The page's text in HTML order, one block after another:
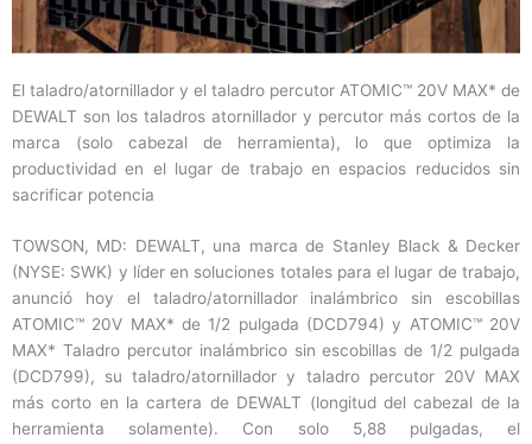
El taladro/atornillador y el taladro percutor ATOMIC™ 20V MAX* de
DEWALT son los taladros atornillador y percutor más cortos de la
marca (solo cabezal de herramienta), lo que optimiza la
productividad en el lugar de trabajo en espacios reducidos sin
sacrificar potencia
TOWSON, MD: DEWALT, una marca de Stanley Black & Decker
(NYSE: SWK) y líder en soluciones totales para el lugar de trabajo,
anunció hoy el taladro/atornillador inalámbrico sin escobillas
ATOMIC™ 20V MAX* de 1/2 pulgada (DCD794) y ATOMIC™ 20V
MAX* Taladro percutor inalámbrico sin escobillas de 1/2 pulgada
(DCD799), su taladro/atornillador y taladro percutor 20V MAX
más corto en la cartera de DEWALT (longitud del cabezal de la
herramienta solamente). Con solo 5,88 pulgadas, el